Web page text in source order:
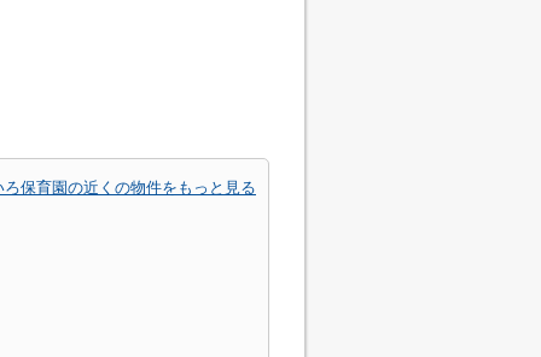
ろ保育園の近くの物件をもっと見る